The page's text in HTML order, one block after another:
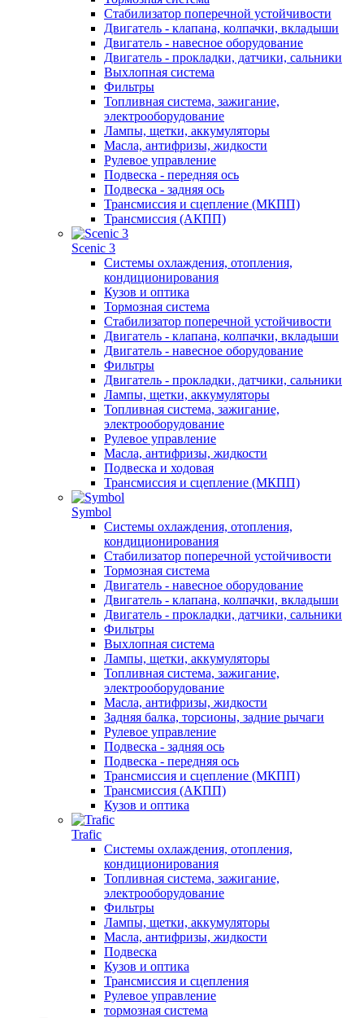
Стабилизатор поперечной устойчивости
Двигатель - клапана, колпачки, вкладыши
Двигатель - навесное оборудование
Двигатель - прокладки, датчики, сальники
Выхлопная система
Фильтры
Топливная система, зажигание,
электрооборудование
Лампы, щетки, аккумуляторы
Масла, антифризы, жидкости
Рулевое управление
Подвеска - передняя ось
Подвеска - задняя ось
Трансмиссия и сцепление (МКПП)
Трансмиссия (АКПП)
Scenic 3
Системы охлаждения, отопления,
кондиционирования
Кузов и оптика
Тормозная система
Стабилизатор поперечной устойчивости
Двигатель - клапана, колпачки, вкладыши
Двигатель - навесное оборудование
Фильтры
Двигатель - прокладки, датчики, сальники
Лампы, щетки, аккумуляторы
Топливная система, зажигание,
электрооборудование
Рулевое управление
Масла, антифризы, жидкости
Подвеска и ходовая
Трансмиссия и сцепление (МКПП)
Symbol
Системы охлаждения, отопления,
кондиционирования
Стабилизатор поперечной устойчивости
Тормозная система
Двигатель - навесное оборудование
Двигатель - клапана, колпачки, вкладыши
Двигатель - прокладки, датчики, сальники
Фильтры
Выхлопная система
Лампы, щетки, аккумуляторы
Топливная система, зажигание,
электрооборудование
Масла, антифризы, жидкости
Задняя балка, торсионы, задние рычаги
Рулевое управление
Подвеска - задняя ось
Подвеска - передняя ось
Трансмиссия и сцепление (МКПП)
Трансмиссия (АКПП)
Кузов и оптика
Trafic
Системы охлаждения, отопления,
кондиционирования
Топливная система, зажигание,
электрооборудование
Фильтры
Лампы, щетки, аккумуляторы
Масла, антифризы, жидкости
Подвеска
Кузов и оптика
Трансмиссия и сцепления
Рулевое управление
тормозная система